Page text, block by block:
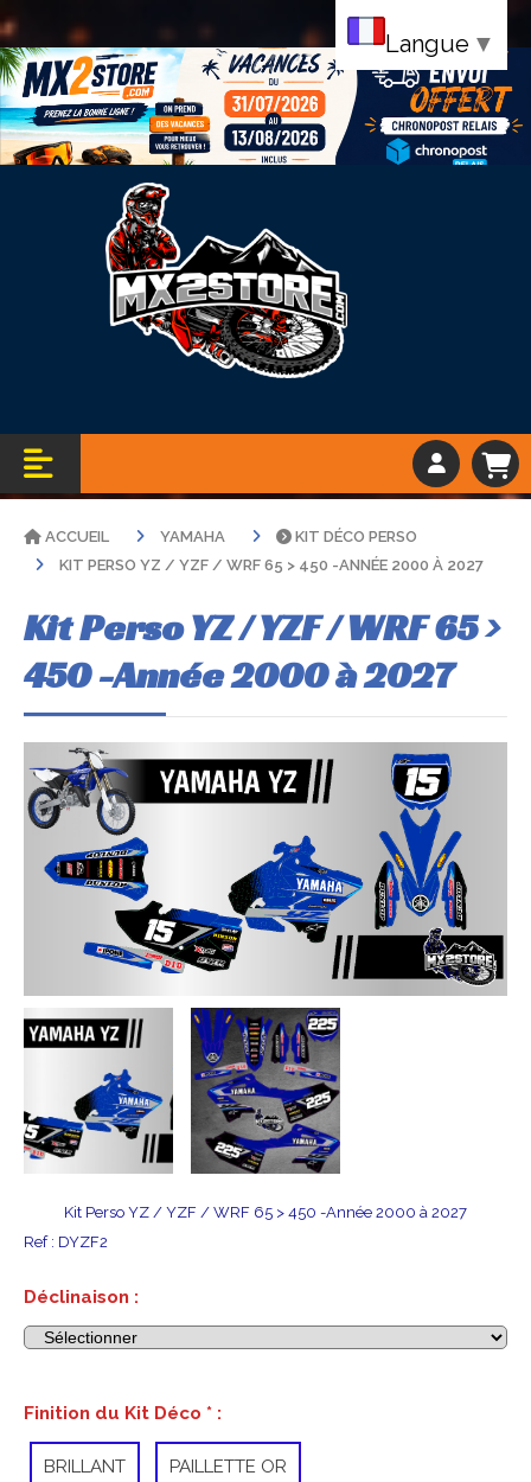
Bandeau vacance
ACCUEIL YAMAHA
KIT DÉCO PERSO
KIT PERSO YZ / YZF / WRF 65 > 450 -ANNÉE 2000 À 2027
Kit Perso YZ / YZF / WRF 65 >
450 -Année 2000 à 2027
Kit Perso YZ / YZF / WRF 65 > 450 -Année 2000 à 2027
Ref : DYZF2
Déclinaison :
Finition du Kit Déco * :
BRILLANT PAILLETTE OR
Langue ▼